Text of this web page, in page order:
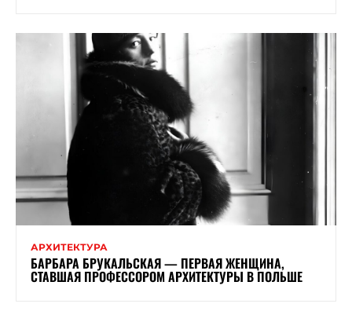
АРХИТЕКТУРА
БАРБАРА БРУКАЛЬСКАЯ — ПЕРВАЯ ЖЕНЩИНА,
СТАВШАЯ ПРОФЕССОРОМ АРХИТЕКТУРЫ В ПОЛЬШЕ